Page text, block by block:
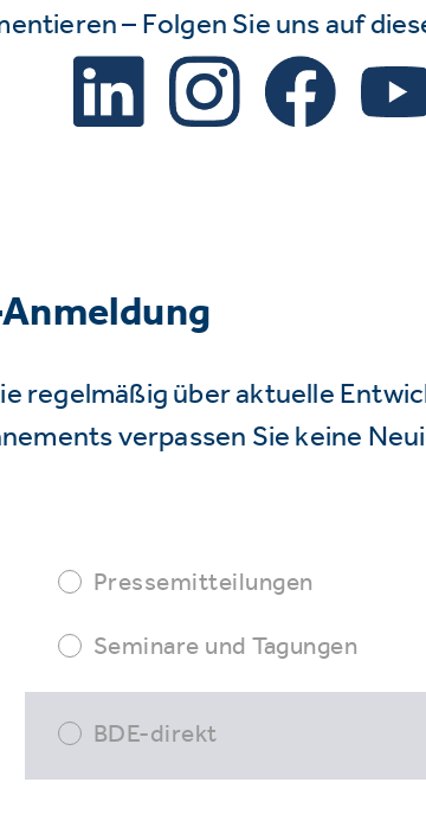
– Folgen Sie uns auf
regelmäßig über aktuelle
verpassen Sie keine
Pressemitteilungen
Seminare und Tagungen
BDE-direkt